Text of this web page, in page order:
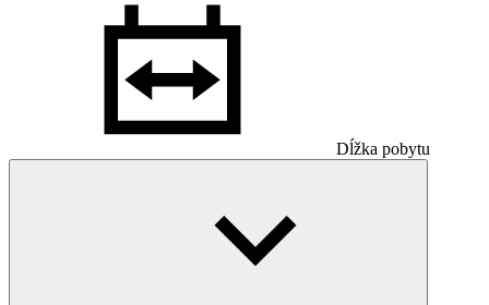
Dĺžka pobytu